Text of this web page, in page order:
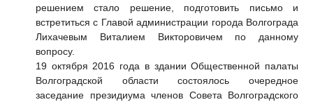
решением стало решение, подготовить письмо и
встретиться с Главой администрации города Волгограда
Лихачевым Виталием Викторовичем по данному
вопросу.
19 октября 2016 года в здании Общественной палаты
Волгоградской области состоялось очередное
заседание президиума членов Совета Волгоградского